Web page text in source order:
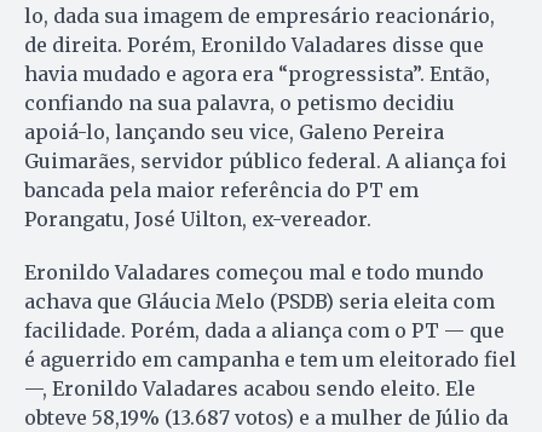
lo, dada sua imagem de empresário reacionário,
de direita. Porém, Eronildo Valadares disse que
havia mudado e agora era “progressista”. Então,
confiando na sua palavra, o petismo decidiu
apoiá-lo, lançando seu vice, Galeno Pereira
Guimarães, servidor público federal. A aliança foi
bancada pela maior referência do PT em
Porangatu, José Uilton, ex-vereador.
Eronildo Valadares começou mal e todo mundo
achava que Gláucia Melo (PSDB) seria eleita com
facilidade. Porém, dada a aliança com o PT — que
é aguerrido em campanha e tem um eleitorado fiel
—, Eronildo Valadares acabou sendo eleito. Ele
obteve 58,19% (13.687 votos) e a mulher de Júlio da